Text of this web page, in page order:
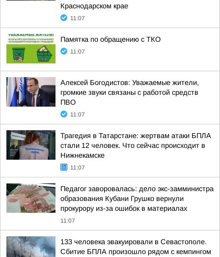
Краснодарском крае
11:07
Памятка по обращению с ТКО
11:07
Алексей Богодистов: Уважаемые жители,
громкие звуки связаны с работой средств
ПВО
11:07
Трагедия в Татарстане: жертвам атаки БПЛА
стали 12 человек. Что сейчас происходит в
Нижнекамске
11:07
Педагог заворовалась: дело экс-замминистра
образования Кубани Грушко вернули
прокурору из-за ошибок в материалах
11:07
133 человека эвакуировали в Севастополе.
Сбитие БПЛА произошло рядом с кемпингом